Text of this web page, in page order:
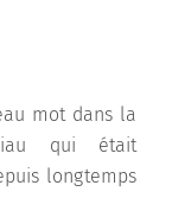
mot dans la
qui était
longtemps